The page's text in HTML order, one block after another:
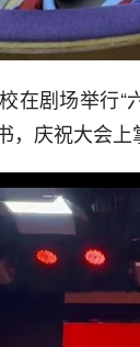
在剧场举行“
，庆祝大会上